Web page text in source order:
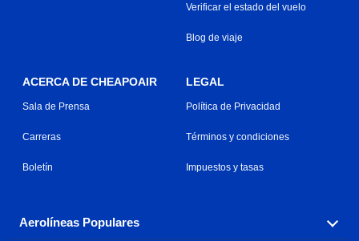
Verificar el estado del vuelo
Blog de viaje
ACERCA DE CHEAPOAIR
Sala de Prensa
Carreras
Boletín
LEGAL
Política de Privacidad
Términos y condiciones
Impuestos y tasas
Aerolíneas Populares